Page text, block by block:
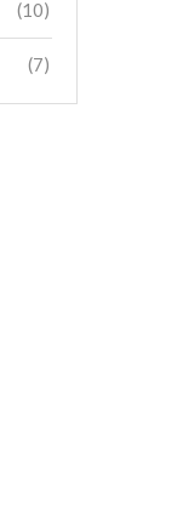
(10)
(7)